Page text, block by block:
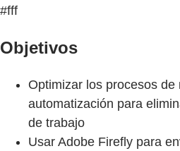
#fff
Objetivos
Optimizar los procesos
automatización para
de trabajo
Usar Adobe Firefly para